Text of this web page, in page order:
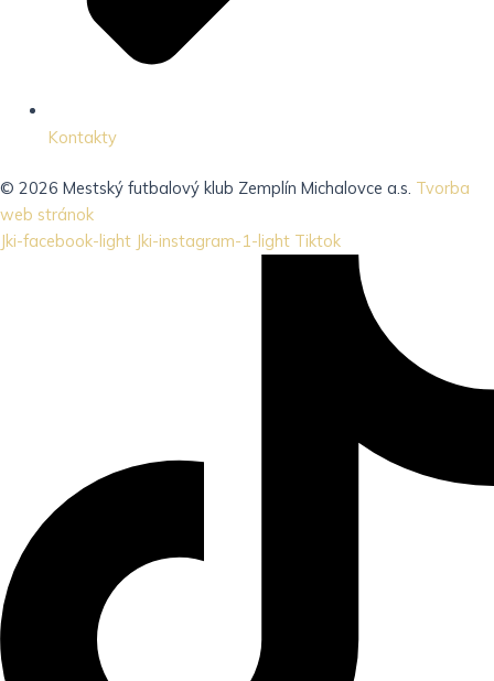
Kontakty
© 2026 Mestský futbalový klub Zemplín Michalovce a.s. Tvorba
web stránok
Jki-facebook-light Jki-instagram-1-light Tiktok